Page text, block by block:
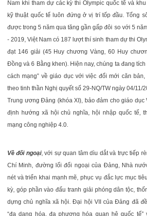
Nam khi tham dự các kỳ thi Olympic quốc tế và
kỹ thuật quốc tế luôn đứng ở vị trí tốp đầu. Tổng
được trong 5 năm qua tăng gần gấp đôi so với 5
- 2019, Việt Nam có 187 lượt thí sinh tham dự thi
đạt 146 giải (45 Huy chương Vàng, 60 Huy
Đồng và 6 Bằng khen). Hiện nay, chúng ta đang
cách mạng” về giáo dục với việc đổi mới căn
theo tinh thần Nghị quyết số 29-NQ/TW ngày 04/11/
Trung ương Đảng (khóa XI), bảo đảm cho giáo dục
định hướng xã hội chủ nghĩa, hội nhập quốc tế,
mạng công nghiệp 4.0.
Về đối ngoại, với sự quan tâm dìu dắt và trực tiếp
Chí Minh, đường lối đối ngoại của Đảng, Nhà
nét và triển khai mạnh mẽ, phục vụ đắc lực mục
kỳ, góp phần vào đấu tranh giải phóng dân tộc,
dựng chủ nghĩa xã hội. Đại hội VII của Đảng đã
“đa dạng hóa, đa phương hóa quan hệ quốc tế”